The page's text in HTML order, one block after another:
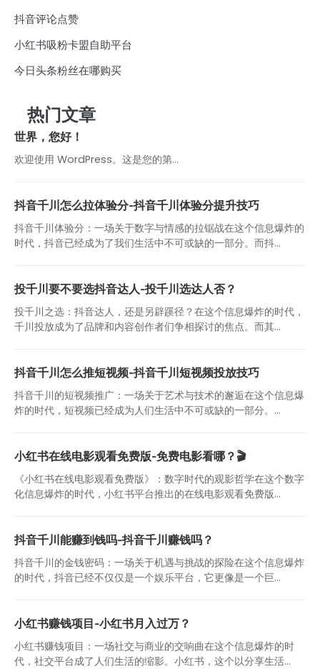
抖音评论点赞
小红书吸粉卡盟自助平台
今日头条粉丝在哪购买
热门文章
世界，您好！
欢迎使用 WordPress。这是您的第…
抖音千川怎么拉体验分-抖音千川体验分提升技巧
抖音千川体验分：一场关于数字与情感的拉锯战在这个信息爆炸的
时代，抖音已经成为了我们生活中不可或缺的一部分。而抖...
投千川要不要选抖音达人-投千川选达人否？
投千川之选：抖音达人，还是另辟蹊径？在这个信息爆炸的时代，
千川投放成为了品牌和内容创作者们争相探讨的焦点。而其...
抖音千川怎么推短视频-抖音千川短视频投放技巧
抖音千川的短视频推广：一场关于艺术与技术的邂逅在这个信息爆
炸的时代，短视频已经成为人们生活中不可或缺的一部分。...
小红书在线电影观看免费版-免费电影看哪？🎬
《小红书在线电影观看免费版》：数字时代的观影哲学在这个数字
化信息爆炸的时代，小红书平台推出的在线电影观看免费版...
抖音千川能赚到钱吗-抖音千川赚钱吗？
抖音千川的金钱密码：一场关于机遇与挑战的探险在这个信息爆炸
的时代，抖音已经不仅仅是一个娱乐平台，它更像是一个巨...
小红书赚钱项目-小红书月入过万？
小红书赚钱项目：一场社交与商业的交响曲在这个信息爆炸的时
代，社交平台成了人们生活的缩影。小红书，这个以分享生活...